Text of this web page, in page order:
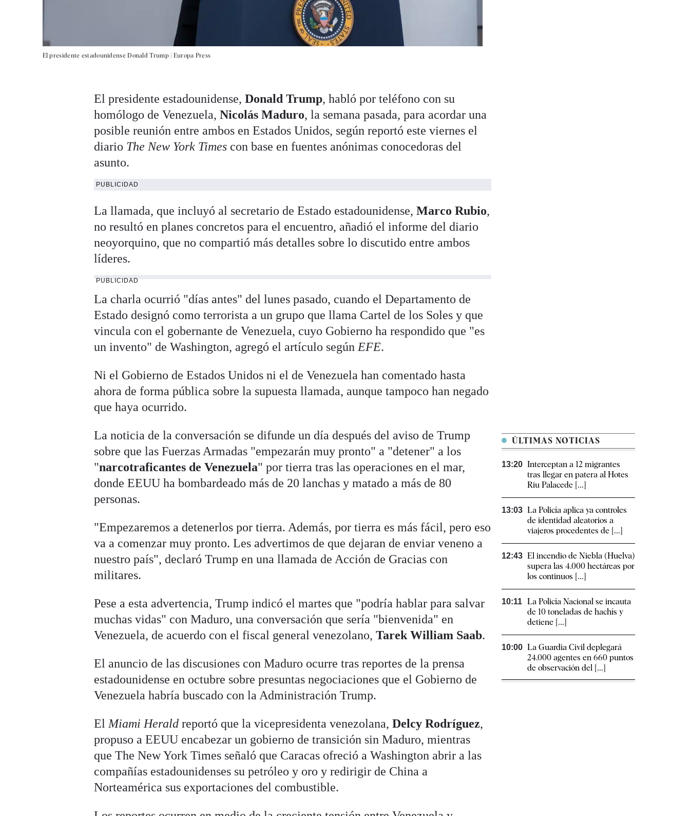
El presidente estadounidense Donald Trump | Europa Press
El presidente estadounidense,Donald Trump, habló por teléfono con su
homólogo de Venezuela,Nicolás Maduro, la semana pasada, para acordar una
posible reunión entre ambos en Estados Unidos, según reportó este viernes el
diario The New York Times con base en fuentes anónimas conocedoras del
asunto.
PUBLICIDAD
La llamada, que incluyó al secretario de Estado estadounidense,Marco Rubio,
no resultó en planes concretos para el encuentro, añadió el informe del diario
neoyorquino, que no compartió más detalles sobre lo discutido entre ambos
líderes.
PUBLICIDAD
La charla ocurrió "días antes" del lunes pasado, cuando el Departamento de
Estado designó como terrorista a un grupo que llama Cartel de los Soles y que
vincula con el gobernante de Venezuela, cuyo Gobierno ha respondido que "es
un invento" de Washington, agregó el artículo según EFE.
Ni el Gobierno de Estados Unidos ni el de Venezuela han comentado hasta
ahora de forma pública sobre la supuesta llamada, aunque tampoco han negado
que haya ocurrido.
La noticia de la conversación se difunde un día después del aviso de Trump
sobre que las Fuerzas Armadas "empezarán muy pronto" a "detener" a los
"narcotraficantes de Venezuela" por tierra tras las operaciones en el mar,
donde EEUU ha bombardeado más de 20 lanchas y matado a más de 80
personas.
"Empezaremos a detenerlos por tierra. Además, por tierra es más fácil, pero eso
va a comenzar muy pronto. Les advertimos de que dejaran de enviar veneno a
nuestro país", declaró Trump en una llamada de Acción de Gracias con
militares.
Pese a esta advertencia, Trump indicó el martes que "podría hablar para salvar
muchas vidas" con Maduro, una conversación que sería "bienvenida" en
Venezuela, de acuerdo con el fiscal general venezolano,Tarek William Saab.
El anuncio de las discusiones con Maduro ocurre tras reportes de la prensa
estadounidense en octubre sobre presuntas negociaciones que el Gobierno de
Venezuela habría buscado con la Administración Trump.
El Miami Herald reportó que la vicepresidenta venezolana,Delcy Rodríguez,
propuso a EEUU encabezar un gobierno de transición sin Maduro, mientras
que The New York Times señaló que Caracas ofreció a Washington abrir a las
compañías estadounidenses su petróleo y oro y redirigir de China a
Norteamérica sus exportaciones del combustible.
ÚLTIMAS NOTICIAS
13:20 Interceptan a 12 migrantes
tras llegar en patera al Hotes
Riu Palacede [...]
13:03 La Policía aplica ya controles
de identidad aleatorios a
viajeros procedentes de [...]
12:43 El incendio de Niebla (Huelva)
supera las 4.000 hectáreas por
los continuos [...]
10:11 La Policía Nacional se incauta
de 10 toneladas de hachís y
detiene [...]
10:00 La Guardia Civil deplegará
24.000 agentes en 660 puntos
de observación del [...]